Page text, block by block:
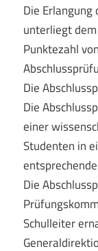
Die Erlangung
unterliegt
Punktezahl
Die
Die
einer
Studenten in
Die
Schulleiter